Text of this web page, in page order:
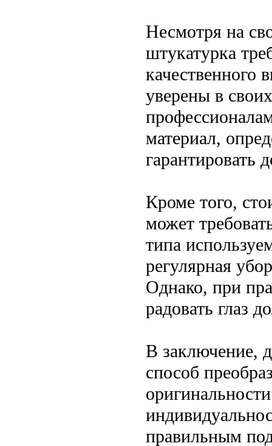
Несмотря на
штукатурка
качественного
уверены в
материал,
гарантировать
Кроме того,
может
типа
регулярная
Однако, при
радовать глаз
В заключение,
способ
правильным